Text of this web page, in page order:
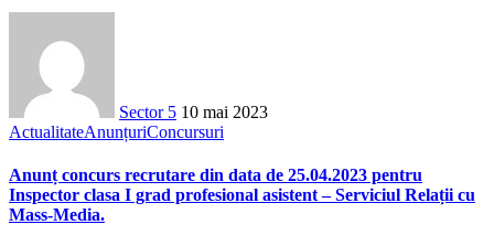
Sector 5 10 mai 2023
ActualitateAnunțuriConcursuri
Anunț concurs recrutare din data de 25.04.2023 pentru
Inspector clasa I grad profesional asistent – Serviciul Relații cu
Mass-Media.